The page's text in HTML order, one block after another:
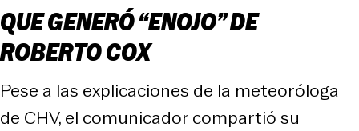
QUE GENERÓ “ENOJO” DE
ROBERTO COX
Pese a las explicaciones de la meteoróloga
de CHV, el comunicador compartió su